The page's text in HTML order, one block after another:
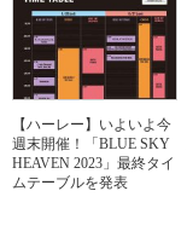
【ハーレー】いよいよ今
週末開催！「BLUE SKY
HEAVEN 2023」最終タイ
ムテーブルを発表